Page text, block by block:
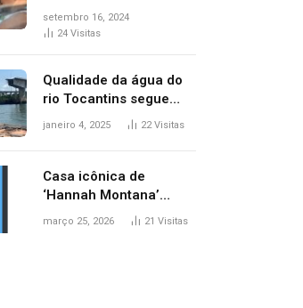
ruas para prevenir
acidentes no trânsito
setembro 16, 2024
24 Visitas
Qualidade da água do
rio Tocantins segue
sem indicar alterações
afirma ANA
janeiro 4, 2025 22Visitas
Casa icônica de
‘Hannah Montana’
poderá ser alugada por
março 25, 2026 21 Visitas